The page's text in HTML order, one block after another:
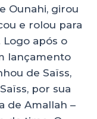
Ounahi, girou
e rolou para
Logo após o
lançamento
de Saïss,
por sua
de Amallah –